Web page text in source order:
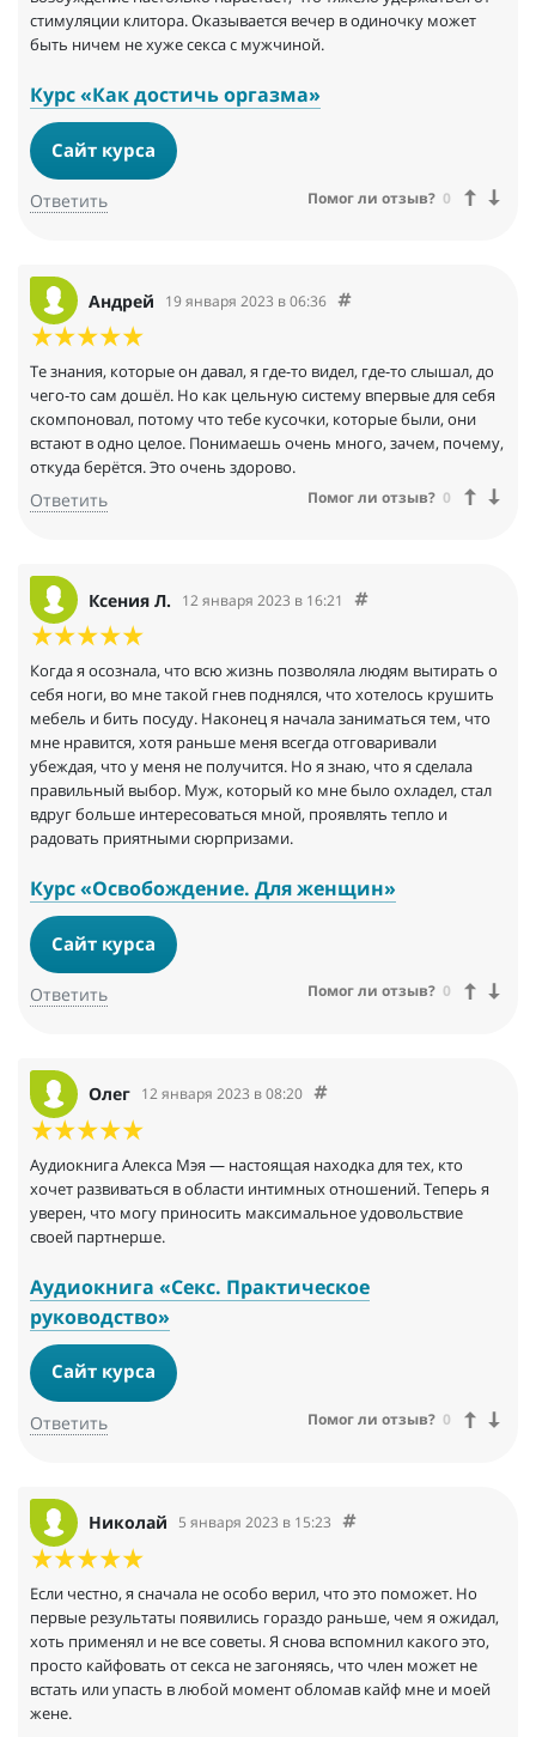
стимуляции клитора. Оказывается вечер в одиночку может
быть ничем не хуже секса с мужчиной.
Курс «Как достичь оргазма»
Сайт курса
Ответить Помог ли отзыв? 0
Андрей 19 января 2023 в 06:36
Те знания, которые он давал, я где-то видел, где-то слышал, до
чего-то сам дошёл. Но как цельную систему впервые для себя
скомпоновал, потому что тебе кусочки, которые были, они
встают в одно целое. Понимаешь очень много, зачем, почему,
откуда берётся. Это очень здорово.
Ответить Помог ли отзыв? 0
Ксения Л. 12 января 2023 в 16:21
Когда я осознала, что всю жизнь позволяла людям вытирать о
себя ноги, во мне такой гнев поднялся, что хотелось крушить
мебель и бить посуду. Наконец я начала заниматься тем, что
мне нравится, хотя раньше меня всегда отговаривали
убеждая, что у меня не получится. Но я знаю, что я сделала
правильный выбор. Муж, который ко мне было охладел, стал
вдруг больше интересоваться мной, проявлять тепло и
радовать приятными сюрпризами.
Курс «Освобождение. Для женщин»
Сайт курса
Ответить Помог ли отзыв? 0
Олег 12 января 2023 в 08:20
Аудиокнига Алекса Мэя — настоящая находка для тех, кто
хочет развиваться в области интимных отношений. Теперь я
уверен, что могу приносить максимальное удовольствие
своей партнерше.
Аудиокнига «Секс. Практическое
руководство»
Сайт курса
Ответить Помог ли отзыв? 0
Николай 5 января 2023 в 15:23
Если честно, я сначала не особо верил, что это поможет. Но
первые результаты появились гораздо раньше, чем я ожидал,
хоть применял и не все советы. Я снова вспомнил какого это,
просто кайфовать от секса не загоняясь, что член может не
встать или упасть в любой момент обломав кайф мне и моей
жене.